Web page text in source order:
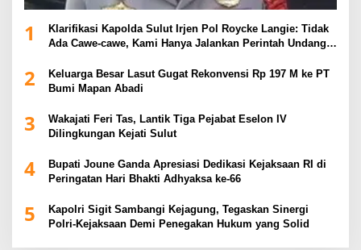
1
Klarifikasi Kapolda Sulut Irjen Pol Roycke Langie: Tidak
Ada Cawe-cawe, Kami Hanya Jalankan Perintah Undang-
2
Keluarga Besar Lasut Gugat Rekonvensi Rp 197 M ke PT
Bumi Mapan Abadi
3
Wakajati Feri Tas, Lantik Tiga Pejabat Eselon IV
Dilingkungan Kejati Sulut
4
Bupati Joune Ganda Apresiasi Dedikasi Kejaksaan RI di
Peringatan Hari Bhakti Adhyaksa ke-66
5
Kapolri Sigit Sambangi Kejagung, Tegaskan Sinergi
Polri-Kejaksaan Demi Penegakan Hukum yang Solid